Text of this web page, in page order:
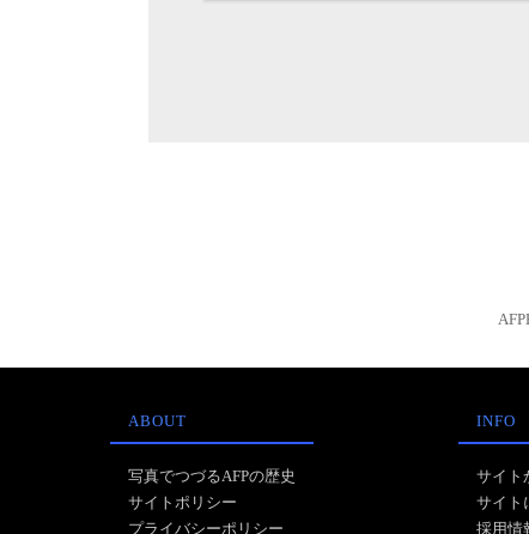
ABOUT
写真でつづるAFPの歴史
サイトポリシー
プライバシーポリシー
INFO
サイト
サイト
採用情